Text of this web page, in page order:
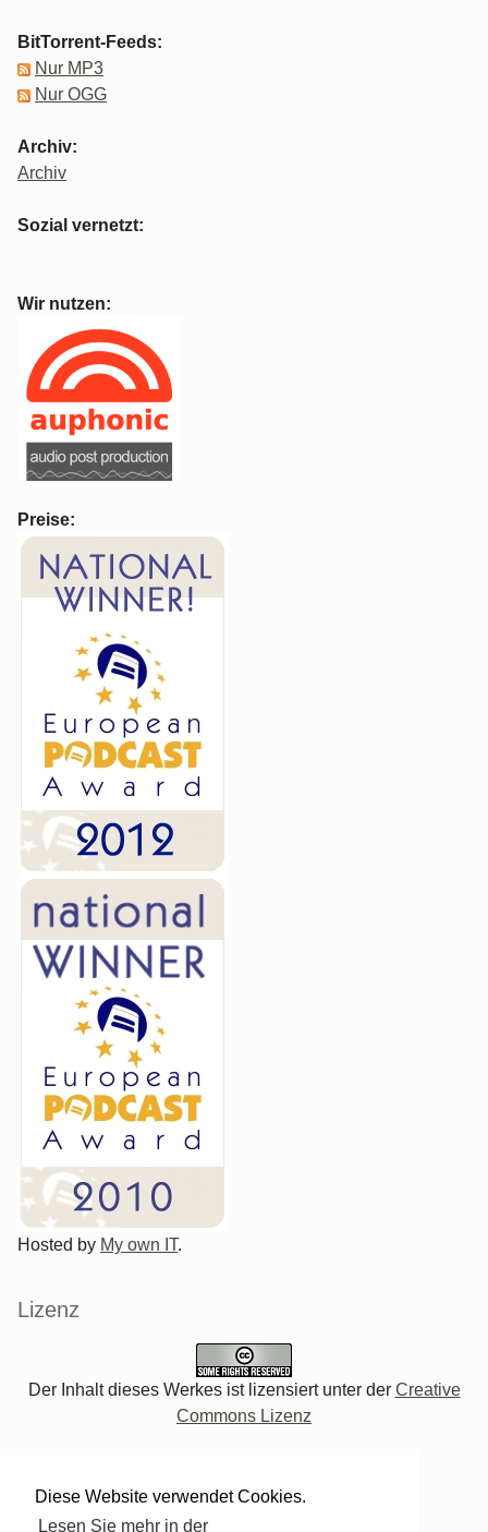
Diese Website verwendet Cookies.
Lesen Sie mehr in der
BitTorrent-Feeds:
Nur MP3
Nur OGG
Archiv:
Archiv
Sozial vernetzt:
Wir nutzen:
Preise:
Hosted by My own IT.
Lizenz
Der Inhalt dieses Werkes ist lizensiert unter der Creative
Commons Lizenz
Login